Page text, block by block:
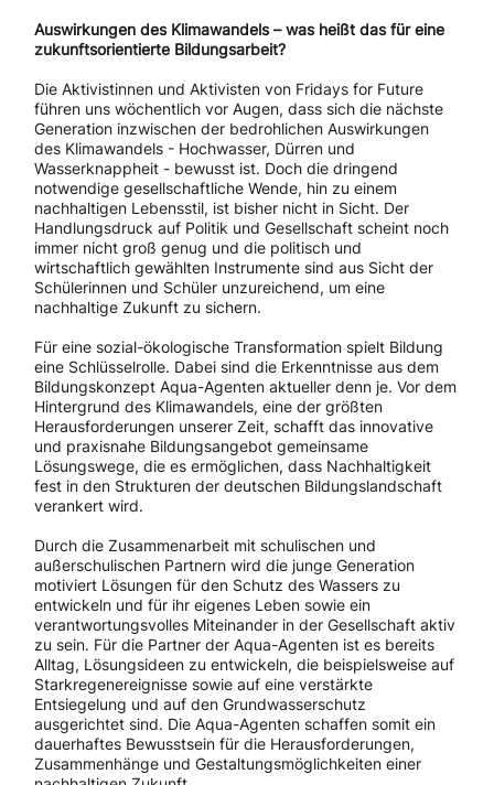
Auswirkungen des Klimawandels – was heißt das für eine
zukunftsorientierte Bildungsarbeit?
Die Aktivistinnen und Aktivisten von Fridays for Future
führen uns wöchentlich vor Augen, dass sich die nächste
Generation inzwischen der bedrohlichen Auswirkungen
des Klimawandels - Hochwasser, Dürren und
Wasserknappheit - bewusst ist. Doch die dringend
notwendige gesellschaftliche Wende, hin zu einem
nachhaltigen Lebensstil, ist bisher nicht in Sicht. Der
Handlungsdruck auf Politik und Gesellschaft scheint noch
immer nicht groß genug und die politisch und
wirtschaftlich gewählten Instrumente sind aus Sicht der
Schülerinnen und Schüler unzureichend, um eine
nachhaltige Zukunft zu sichern.
Für eine sozial-ökologische Transformation spielt Bildung
eine Schlüsselrolle. Dabei sind die Erkenntnisse aus dem
Bildungskonzept Aqua-Agenten aktueller denn je. Vor dem
Hintergrund des Klimawandels, eine der größten
Herausforderungen unserer Zeit, schafft das innovative
und praxisnahe Bildungsangebot gemeinsame
Lösungswege, die es ermöglichen, dass Nachhaltigkeit
fest in den Strukturen der deutschen Bildungslandschaft
verankert wird.
Durch die Zusammenarbeit mit schulischen und
außerschulischen Partnern wird die junge Generation
motiviert Lösungen für den Schutz des Wassers zu
entwickeln und für ihr eigenes Leben sowie ein
verantwortungsvolles Miteinander in der Gesellschaft aktiv
zu sein. Für die Partner der Aqua-Agenten ist es bereits
Alltag, Lösungsideen zu entwickeln, die beispielsweise auf
Starkregenereignisse sowie auf eine verstärkte
Entsiegelung und auf den Grundwasserschutz
ausgerichtet sind. Die Aqua-Agenten schaffen somit ein
dauerhaftes Bewusstsein für die Herausforderungen,
Zusammenhänge und Gestaltungsmöglichkeiten einer